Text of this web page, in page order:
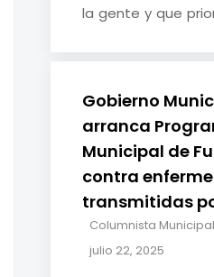
la gente y que
Gobierno
arranca
Municipal de
contra
transmitidas
Columnista Municipal
julio 22, 2025